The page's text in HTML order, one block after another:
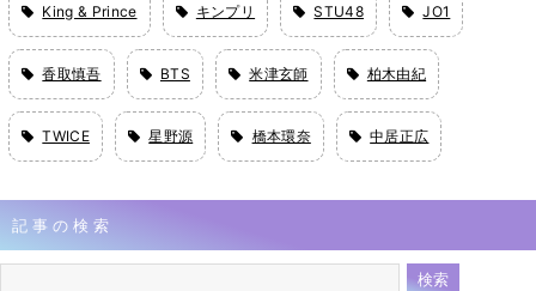
King & Prince キンプリ STU48 JO1
香取慎吾 BTS 米津玄師 柏木由紀
TWICE 星野源 橋本環奈 中居正広
記事の検索